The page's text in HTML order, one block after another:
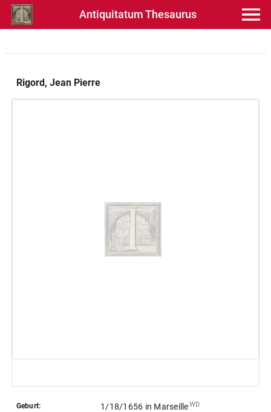
Antiquitatum Thesaurus
Rigord, Jean Pierre
Geburt: 1/18/1656 in Marseille WD